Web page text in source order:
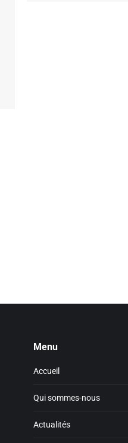
Menu
Accueil
Qui sommes-nous
Actualités